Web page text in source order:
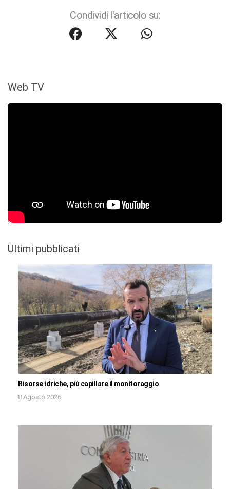
Condividi l'articolo su:
Web TV
Ultimi pubblicati
Risorse idriche, più capillare il monitoraggio
8 Agosto 2026